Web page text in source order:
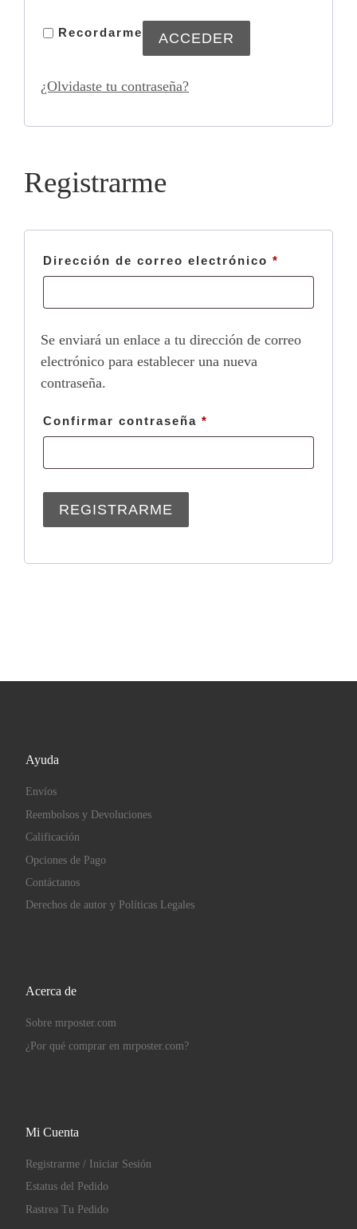
Recordarme ACCEDER
¿Olvidaste tu contraseña?
Registrarme
Dirección de correo electrónico *
Se enviará un enlace a tu dirección de correo
electrónico para establecer una nueva
contraseña.
Confirmar contraseña *
REGISTRARME
Ayuda
Envíos
Reembolsos y Devoluciones
Calificación
Opciones de Pago
Contáctanos
Derechos de autor y Políticas Legales
Acerca de
Sobre mrposter.com
¿Por qué comprar en mrposter.com?
Mi Cuenta
Registrarme / Iniciar Sesión
Estatus del Pedido
Rastrea Tu Pedido